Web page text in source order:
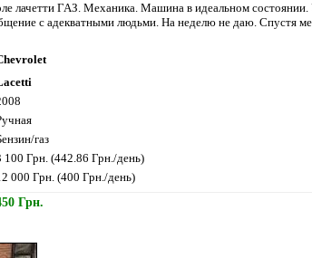
лачетти ГАЗ. Механика. Машина в идеальном состоянии.
с адекватными людьми. На неделю не даю. Спустя
газ
100 Грн. (442.86 Грн./день)
000 Грн. (400 Грн./день)
Грн.